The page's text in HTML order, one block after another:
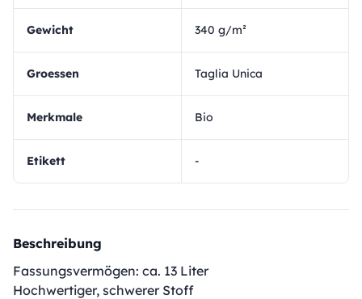
Gewicht 340 g/m²
Groessen Taglia Unica
Merkmale Bio
Etikett -
Beschreibung
Fassungsvermögen: ca. 13 Liter
Hochwertiger, schwerer Stoff